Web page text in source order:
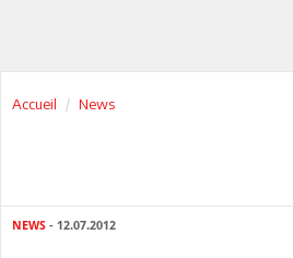
Accueil News
NEWS - 12.07.2012